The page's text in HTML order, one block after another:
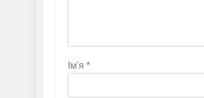
Ім'я *